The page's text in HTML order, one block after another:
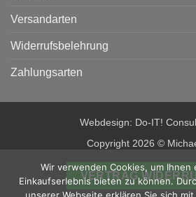
Versandarten
Widerrufsbelehrung
Zahlungsarten
Webdesign: Do-IT!
Copyright 2026 ©
VERTRAG
Wir verwenden Cookies, um Ihnen
Einkaufserlebnis bieten zu können.